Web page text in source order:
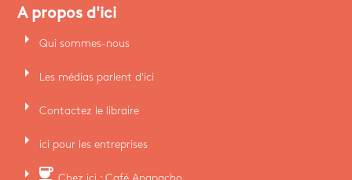
A propos d'ici
arrow_right Qui sommes-nous
arrow_right Les médias parlent d'ici
arrow_right Contactez le libraire
arrow_right ici pour les entreprises
arrow_right coffee Chez ici : Café Apapacho